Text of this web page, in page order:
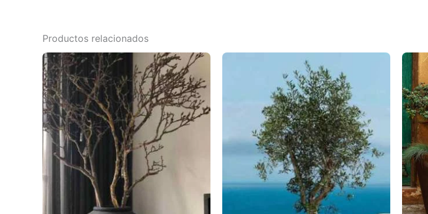
Productos relacionados